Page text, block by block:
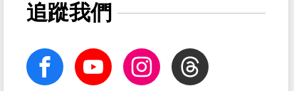
追蹤我們
facebook Youtube InstagramThreads